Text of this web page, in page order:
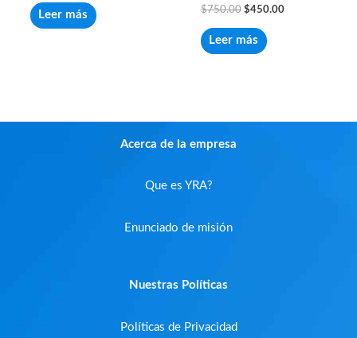
de
5
Leer más
Valorado
de
5
$750.00 $450.00
Leer más
Acerca de la empresa
Que es YRA?
Enunciado de misión
Nuestras Políticas
Políticas de Privacidad